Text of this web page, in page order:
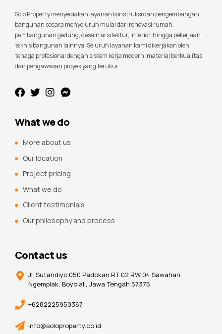
Solo Property menyediakan layanan konstruksi dan pengembangan
bangunan secara menyeluruh mulai dari renovasi rumah,
pembangunan gedung, desain arsitektur, interior, hingga pekerjaan
teknis bangunan lainnya. Seluruh layanan kami dikerjakan oleh
tenaga profesional dengan sistem kerja modern, material berkualitas,
dan pengawasan proyek yang terukur.
What we do
More about us
Our location
Project pricing
What we do
Client testimonials
Our philosophy and process
Contact us
Jl. Sutandiyo 050 Padokan RT 02 RW 04 Sawahan,
Ngemplak, Boyolali, Jawa Tengah 57375
+6282225950367
info@soloproperty.co.id